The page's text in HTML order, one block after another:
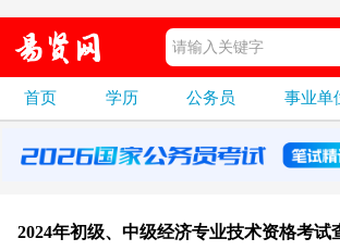
首页 学历 公务员 事业单
2024年初级、中级经济专业技术资格考试